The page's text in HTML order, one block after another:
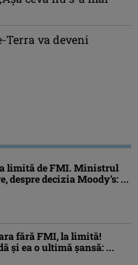
Terra va deveni
limită de FMI. Ministrul
despre decizia Moody’s: ...
fără FMI, la limită!
și ea o ultimă șansă: ...